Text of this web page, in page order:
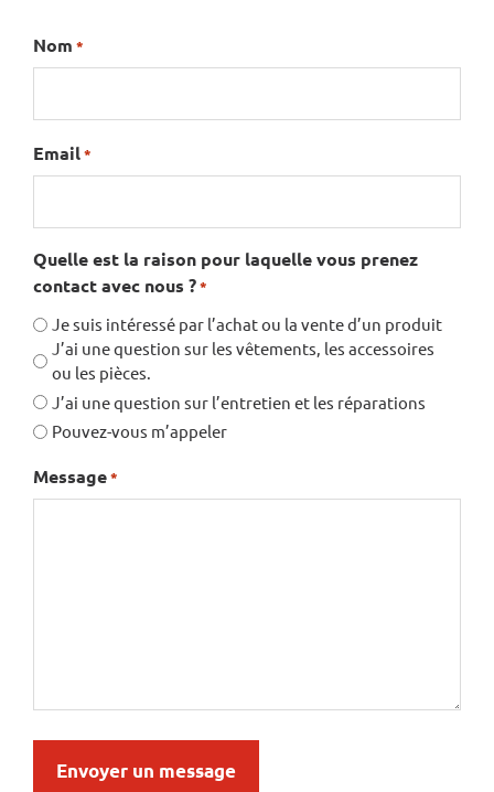
Nom *
Email*
Quelle est la raison pour laquelle vous prenez
contact avec nous ?*
Je suis intéressé par l’achat ou la vente d’un produit
J’ai une question sur les vêtements, les accessoires
ou les pièces.
J’ai une question sur l’entretien et les réparations
Pouvez-vous m’appeler
Message*